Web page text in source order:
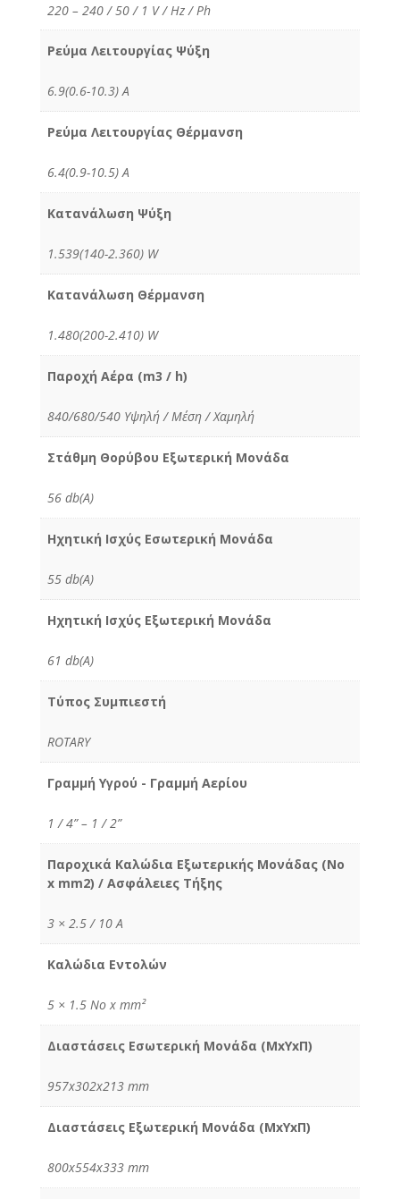
220 – 240 / 50 / 1 V / Hz / Ph
Ρεύμα Λειτουργίας Ψύξη
6.9(0.6-10.3) Α
Ρεύμα Λειτουργίας Θέρμανση
6.4(0.9-10.5) Α
Κατανάλωση Ψύξη
1.539(140-2.360) W
Κατανάλωση Θέρμανση
1.480(200-2.410) W
Παροχή Αέρα (m3 / h)
840/680/540 Υψηλή / Μέση / Χαμηλή
Στάθμη Θορύβου Εξωτερική Μονάδα
56 db(A)
Ηχητική Ισχύς Εσωτερική Μονάδα
55 db(A)
Ηχητική Ισχύς Εξωτερική Μονάδα
61 db(A)
Τύπος Συμπιεστή
ROTARY
Γραμμή Υγρού - Γραμμή Αερίου
1 / 4” – 1 / 2”
Παροχικά Καλώδια Εξωτερικής Μονάδας (No
x mm2) / Ασφάλειες Τήξης
3 × 2.5 / 10 Α
Καλώδια Εντολών
5 × 1.5 No x mm²
Διαστάσεις Εσωτερική Μονάδα (MxYxΠ)
957x302x213 mm
Διαστάσεις Εξωτερική Μονάδα (MxYxΠ)
800x554x333 mm